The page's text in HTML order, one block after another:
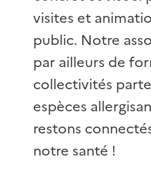
visites et
public. Notre
par ailleurs de
collectivités
espèces
restons
notre santé !